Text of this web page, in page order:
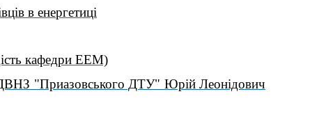
в енергетиці
кафедри ЕЕМ)
ДВНЗ "Приазовського ДТУ" Юрій Леонідович